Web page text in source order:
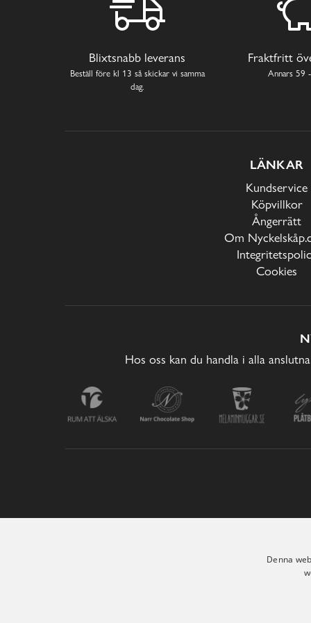
Blixtsnabb leverans
Beställ före kl 13 så skickar vi samma
dag.
Fraktfritt
Annars 59
LÄNKAR
Kundservice
Köpvillkor
Ångerrätt
Om
Cookies
Hos oss kan du handla i alla
Denna